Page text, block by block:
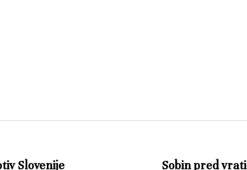
Slovenije Sobin pred